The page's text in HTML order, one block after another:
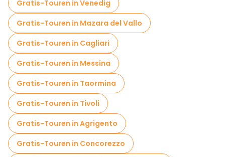
Gratis-Touren in Venedig
Gratis-Touren in Mazara del Vallo
Gratis-Touren in Cagliari
Gratis-Touren in Messina
Gratis-Touren in Taormina
Gratis-Touren in Tivoli
Gratis-Touren in Agrigento
Gratis-Touren in Concorezzo